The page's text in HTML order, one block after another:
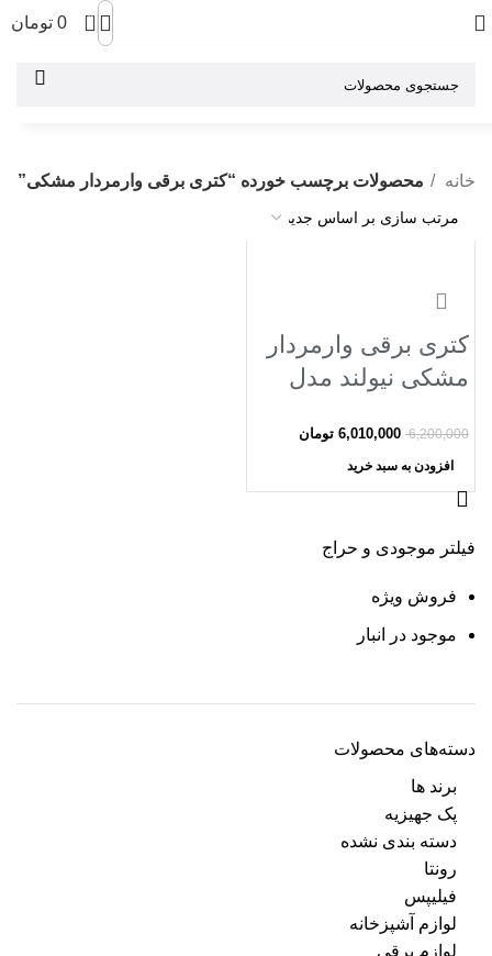
0
0 تومان
فیلتر موجودی و حراج
فروش ویژه
موجود در انبار
دسته‌های محصولات
برند ها
پک جهیزیه
دسته بندی نشده
رونتا
فیلیپس
لوازم آشپزخانه
لوازم برقی
خانه محصولات برچسب خورده “کتری برقی وارمردار مشکی”
کتری برقی وارمردار
مشکی نیولند مدل
NEWLAND NL-
2934BL
6,200,000
6,010,000 تومان
افزودن به سبد خرید